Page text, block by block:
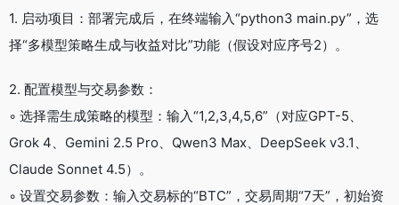
1. 启动项目：部署完成后，在终端输入“python3 main.py”，选
择“多模型策略生成与收益对比”功能（假设对应序号2）。
2. 配置模型与交易参数：
◦ 选择需生成策略的模型：输入“1,2,3,4,5,6”（对应GPT-5、
Grok 4、Gemini 2.5 Pro、Qwen3 Max、DeepSeek v3.1、
Claude Sonnet 4.5）。
◦ 设置交易参数：输入交易标的“BTC”，交易周期“7天”，初始资